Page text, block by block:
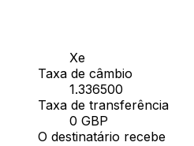
Xe
Taxa de câmbio
1.336500
Taxa de transferência
0 GBP
O destinatário recebe